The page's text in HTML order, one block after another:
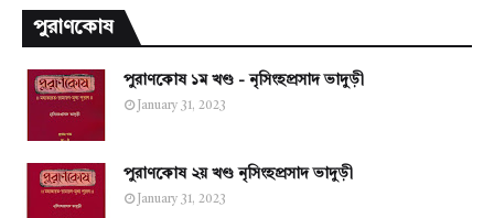
পুরাণকোষ
পুরাণকোষ ১ম খণ্ড - নৃসিংহপ্রসাদ ভাদুড়ী
January 31, 2023
পুরাণকোষ ২য় খণ্ড নৃসিংহপ্রসাদ ভাদুড়ী
January 31, 2023